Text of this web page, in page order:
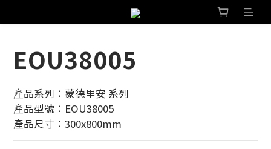
EOU38005
產品系列：蒙德里安 系列
產品型號：EOU38005
產品尺寸：300x800mm